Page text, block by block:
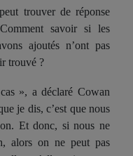
trouver de réponse
savoir si les
ajoutés n’ont pas
trouvé ?
», a déclaré Cowan
je dis, c’est que nous
Et donc, si nous ne
alors on ne peut pas